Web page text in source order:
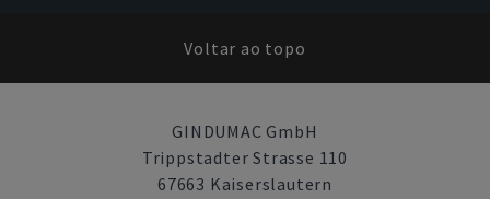
Voltar ao topo
GINDUMAC GmbH
Trippstadter Strasse 110
67663 Kaiserslautern